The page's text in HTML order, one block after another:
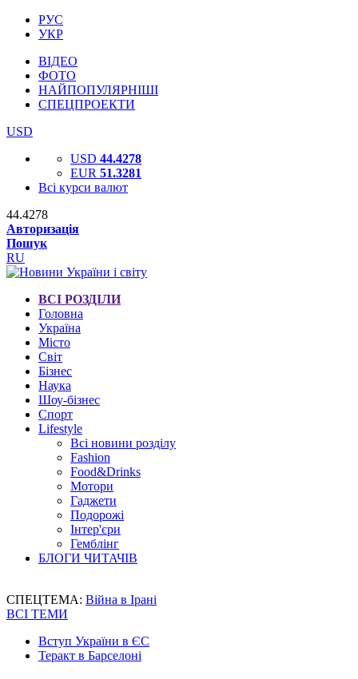
РУС
УКР
ВІДЕО
ФОТО
НАЙПОПУЛЯРНІШІ
СПЕЦПРОЕКТИ
USD
USD 44.4278
EUR 51.3281
Всі курси валют
44.4278
Авторизація
Пошук
RU
ВСІ РОЗДІЛИ
Головна
Україна
Місто
Світ
Бізнес
Наука
Шоу-бізнес
Спорт
Lifestyle
Всі новини розділу
Fashion
Food&Drinks
Мотори
Гаджети
Подорожі
Інтер'єри
Гемблінг
БЛОГИ ЧИТАЧІВ
СПЕЦТЕМА: Війна в Ірані
ВСІ ТЕМИ
Вступ України в ЄС
Теракт в Барселоні